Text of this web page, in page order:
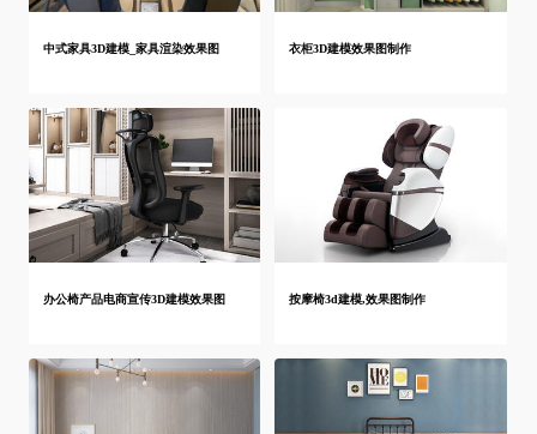
中式家具3D建模_家具渲染效果图 衣柜3D建模效果图制作
办公椅产品电商宣传3D建模效果图 按摩椅3d建模,效果图制作